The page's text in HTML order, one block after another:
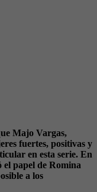
Majo Vargas,
fuertes, positivas y
en esta serie. En
el papel de Romina
a los